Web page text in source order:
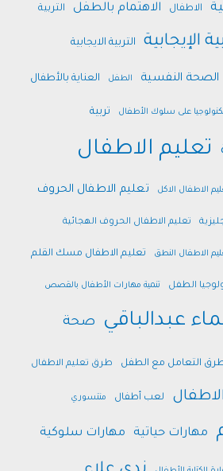
الاطفال الاهتمام بالطفل التربية
الإيجابية التربية الايجابية
الصحة النفسية الطفل العناية بالأطفال
على سلوك الأطفال تربية
تعليم الاطفال
الاطفال الاكل تعليم الاطفال الحروف
تعليم الاطفال الحروف الهجائية
الاطفال النطق تعليم الاطفال مسك القلم
الطفل تنمية مهارات الأطفال بالقصص
عبدالباقي صحة
التعامل مع الطفل طرق تعليم الاطفال
لعب أطفال منتسوري
مهارات حياتية مهارات سلوكية